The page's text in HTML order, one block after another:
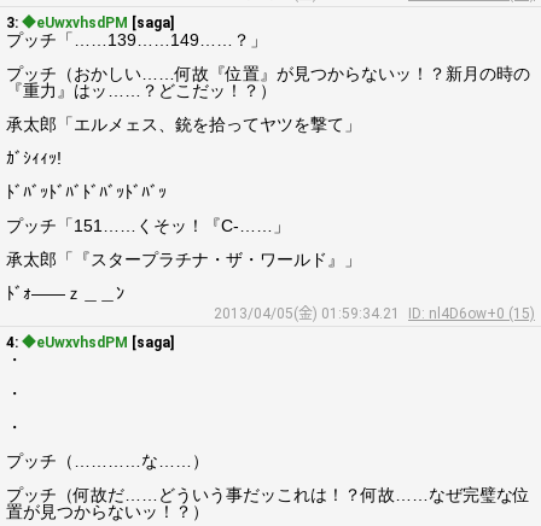
3: ◆eUwxvhsdPM [saga]
プッチ「……139……149……？」
プッチ（おかしい……何故『位置』が見つからないッ！？新月の時の
『重力』はッ……？どこだッ！？）
承太郎「エルメェス、銃を拾ってヤツを撃て」
ｶﾞｼｨｨｯ!
ﾄﾞﾊﾞｯﾄﾞﾊﾞﾄﾞﾊﾞｯﾄﾞﾊﾞｯ
プッチ「151……くそッ！『C-……」
承太郎「『スタープラチナ・ザ・ワールド』」
ﾄﾞｫ――ｚ＿＿ﾝ
2013/04/05(金) 01:59:34.21
ID: nl4D6ow+0 (15)
4: ◆eUwxvhsdPM [saga]
・
・
・
プッチ（…………な……）
プッチ（何故だ……どういう事だッこれは！？何故……なぜ完璧な位
置が見つからないッ！？）